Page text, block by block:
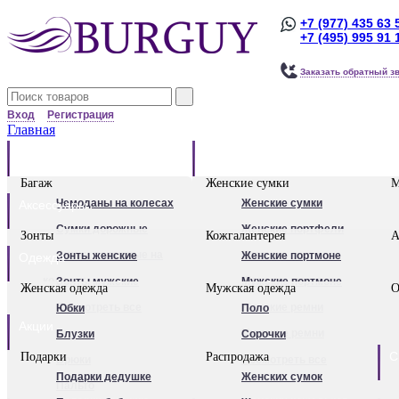
+7 (977) 435 63
+7 (495) 995 91
Заказать обратный
Вход Регистрация
Главная
Багаж
Чемоданы на колесах
Сумки дорожные
Сумки дорожные на
колесах.
Сумки - тележки
хозяйственные
Бьюти - кейсы
Кейс-пилоты
Женские сумки
Женские сумки
Женские портфели
Клатчи
Женские рюкзаки
Посмотреть все
Аксессуары
Зонты
Зонты женские
Зонты мужские
Посмотреть все
Кожгалантерея
Женские портмоне
Мужские портмоне
Женские ремни
Мужские ремни
Обложки для
автодокументов
Одежда
Женская одежда
Юбки
Блузки
Брюки
Пальто
Мужская одежда
Поло
Сорочки
Посмотреть все
Подарки
Подарки дедушке
Распродажа
Женских сумок